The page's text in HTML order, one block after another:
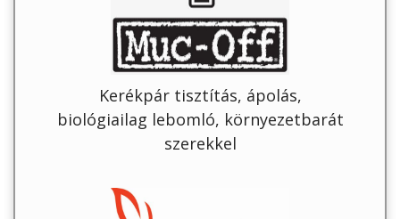
Kerékpár tisztítás, ápolás,
biológiailag lebomló, környezetbarát
szerekkel